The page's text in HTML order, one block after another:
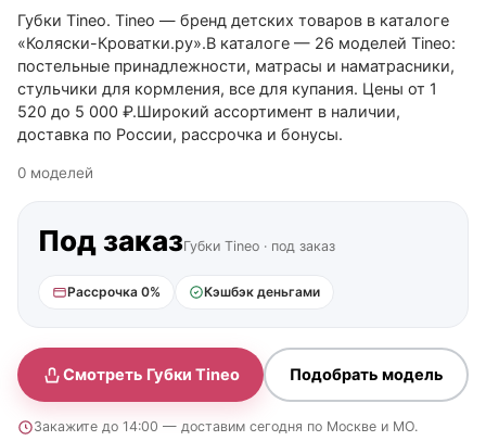
Губки Tineo. Tineo — бренд детских товаров в каталоге
«Коляски-Кроватки.ру».В каталоге — 26 моделей Tineo:
постельные принадлежности, матрасы и наматрасники,
стульчики для кормления, все для купания. Цены от 1
520 до 5 000 ₽.Широкий ассортимент в наличии,
доставка по России, рассрочка и бонусы.
0 моделей
Под заказГубки Tineo · под заказ
Рассрочка 0% Кэшбэк деньгами
Смотреть Губки Tineo Подобрать модель
Закажите до 14:00 — доставим сегодня по Москве и МО.